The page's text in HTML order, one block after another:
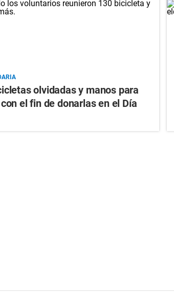
olvidadas y manos para
el fin de donarlas en el Día